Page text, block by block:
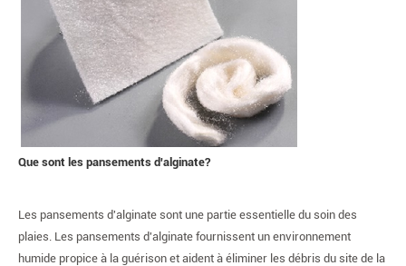
Que sont les pansements d'alginate?
Les pansements d'alginate sont une partie essentielle du soin des
plaies. Les pansements d'alginate fournissent un environnement
humide propice à la guérison et aident à éliminer les débris du site de la